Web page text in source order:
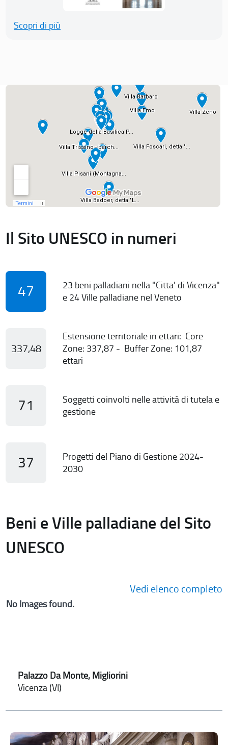
Scopri di più
Il Sito UNESCO in numeri
47
23 beni palladiani nella "Citta' di Vicenza"
e 24 Ville palladiane nel Veneto
337,48
Estensione territoriale in ettari: Core
Zone: 337,87 - Buffer Zone: 101,87
ettari
71
Soggetti coinvolti nelle attività di tutela e
gestione
37
Progetti del Piano di Gestione 2024-
2030
Beni e Ville palladiane del Sito
UNESCO
Vedi elenco completo
No Images found.
Palazzo Da Monte, Migliorini
Vicenza (VI)